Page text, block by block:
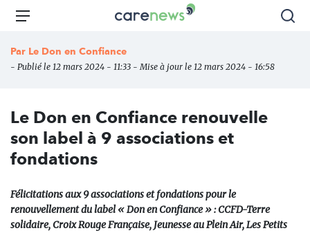
Aller
principal
Carenews,
des
l'engagement
Menu
Par Le Don en Confiance
- Publié le 12 mars 2024 - 11:33 - Mise à jour le 12 mars 2024 - 16:58
Le Don en Confiance renouvelle
son label à 9 associations et
fondations
Félicitations aux 9 associations et fondations pour le
renouvellement du label « Don en Confiance » : CCFD-Terre
solidaire, Croix Rouge Française, Jeunesse au Plein Air, Les Petits